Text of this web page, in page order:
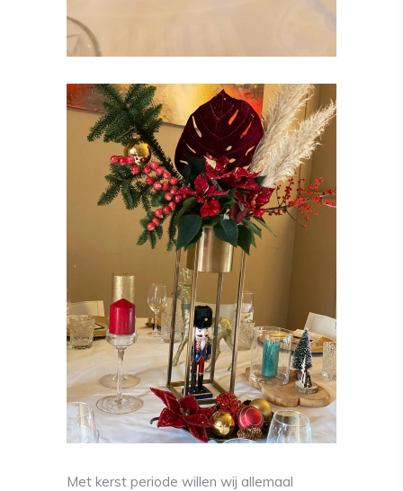
Met kerst periode willen wij allemaal